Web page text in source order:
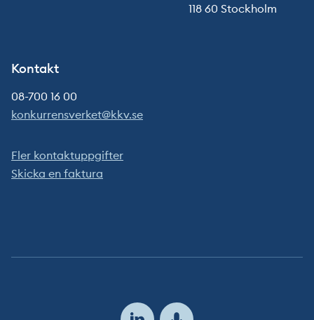
118 60 Stockholm
Kontakt
08-700 16 00
konkurrensverket@kkv.se
Fler kontaktuppgifter
Skicka en faktura